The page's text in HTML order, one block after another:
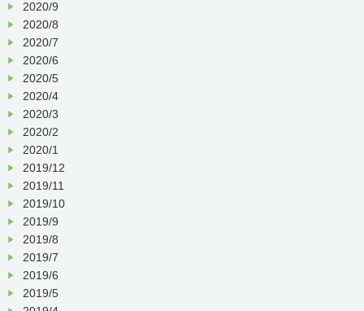
2020/9
2020/8
2020/7
2020/6
2020/5
2020/4
2020/3
2020/2
2020/1
2019/12
2019/11
2019/10
2019/9
2019/8
2019/7
2019/6
2019/5